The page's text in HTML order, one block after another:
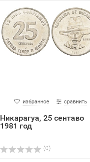
избранное сравнить
Никарагуа, 25 сентаво
1981 год
(0)